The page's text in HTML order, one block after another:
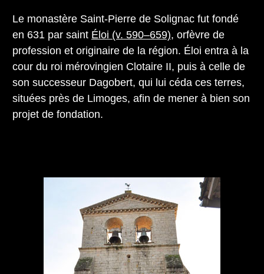
Le monastère Saint-Pierre de Solignac fut fondé
en 631 par saint Éloi (v. 590–659), orfèvre de
profession et originaire de la région. Éloi entra à la
cour du roi mérovingien Clotaire II, puis à celle de
son successeur Dagobert, qui lui céda ces terres,
situées près de Limoges, afin de mener à bien son
projet de fondation.